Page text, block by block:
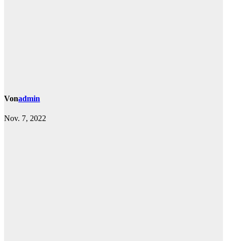
Vonadmin
Nov. 7, 2022